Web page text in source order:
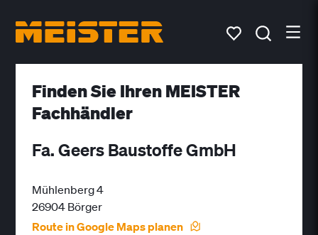
Finden Sie Ihren MEISTER
Fachhändler
Fa. Geers Baustoffe GmbH
Mühlenberg 4
26904 Börger
Route in Google Maps planen